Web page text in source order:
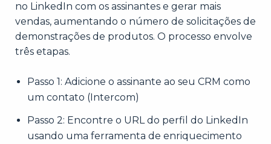
no LinkedIn com os assinantes e gerar mais
vendas, aumentando o número de solicitações de
demonstrações de produtos. O processo envolve
três etapas.
Passo 1: Adicione o assinante ao seu CRM como
um contato (Intercom)
Passo 2: Encontre o URL do perfil do LinkedIn
usando uma ferramenta de enriquecimento